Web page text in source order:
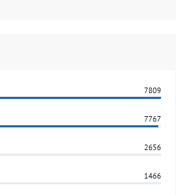
7809
7767
2656
1466